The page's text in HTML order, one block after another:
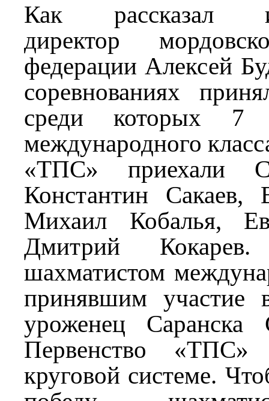
Как рассказал
директор
федерации Алексей
соревнованиях
среди которых 7
международного
«ТПС» приехали
Константин Сакаев,
Михаил Кобалья,
Дмитрий
шахматистом
принявшим участие
уроженец Саранска
Первенство «ТПС»
круговой системе.